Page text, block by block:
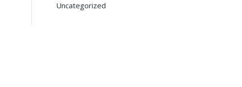
Uncategorized